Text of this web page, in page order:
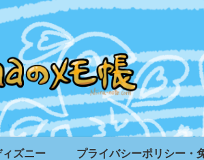
ィズニー プライバシーポリシー・